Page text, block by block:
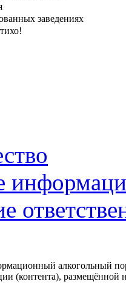
заведениях
алкогольный
(контента), размещённой